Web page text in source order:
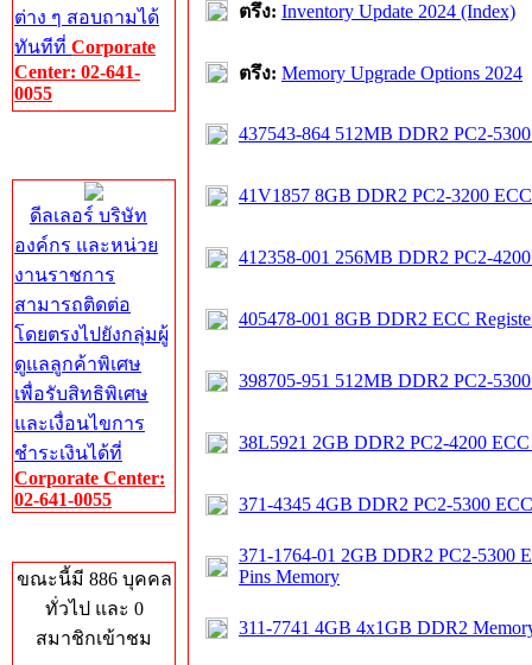
ต่าง ๆ สอบถามได้
ทันทีที่ Corporate
Center: 02-641-
0055
ดีลเลอร์ บริษัท
องค์กร และหน่วย
งานราชการ
สามารถติดต่อ
โดยตรงไปยังกลุ่มผู้
ดูแลลูกค้าพิเศษ
เพื่อรับสิทธิพิเศษ
และเงื่อนไขการ
ชำระเงินได้ที่
Corporate Center:
02-641-0055
ขณะนี้มี 886 บุคคล
ทั่วไป และ 0
สมาชิกเข้าชม
ตรึง: Inventory Update 2024 (Index)
ตรึง: Memory Upgrade Options 2024
437543-864 512MB DDR2 PC2-
41V1857 8GB DDR2 PC2-3200
412358-001 256MB DDR2 PC2-
405478-001 8GB DDR2 ECC
398705-951 512MB DDR2 PC2-
38L5921 2GB DDR2 PC2-4200 ECC
371-4345 4GB DDR2 PC2-5300
371-1764-01 2GB DDR2 PC2-5300
Pins Memory
311-7741 4GB 4x1GB DDR2